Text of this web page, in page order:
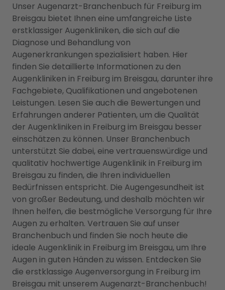
Unser Augenarzt-Branchenbuch für Freiburg im
Breisgau bietet Ihnen eine umfangreiche Liste
erstklassiger Augenkliniken, die sich auf die
Diagnose und Behandlung von
Augenerkrankungen spezialisiert haben. Hier
finden Sie detaillierte Informationen zu den
Augenkliniken in Freiburg im Breisgau, darunter ihre
Fachgebiete, Qualifikationen und angebotenen
Leistungen. Lesen Sie auch die Bewertungen und
Erfahrungen anderer Patienten, um die Qualität
der Augenkliniken in Freiburg im Breisgau besser
einschätzen zu können. Unser Branchenbuch
unterstützt Sie dabei, eine vertrauenswürdige und
qualitativ hochwertige Augenklinik in Freiburg im
Breisgau zu finden, die Ihren individuellen
Bedürfnissen entspricht. Die Augengesundheit ist
von großer Bedeutung, und deshalb möchten wir
Ihnen helfen, die bestmögliche Versorgung für Ihre
Augen zu erhalten. Vertrauen Sie auf unser
Branchenbuch und finden Sie noch heute die
ideale Augenklinik in Freiburg im Breisgau, um Ihre
Augen in guten Händen zu wissen. Entdecken Sie
die erstklassige Augenversorgung in Freiburg im
Breisgau mit unserem Augenarzt-Branchenbuch!